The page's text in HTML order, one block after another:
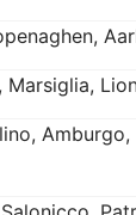
Marsiglia,